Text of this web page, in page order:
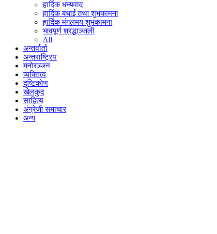
हार्दिक धन्यवाद
हार्दिक बधाई तथा शुभकामना
हार्दिक मंगलमय शुभकामना
भावपूर्ण श्रद्धाञ्जली
All
अन्तर्वार्ता
अन्तराष्ट्रिय
मनोरञ्जन
व्यक्तित्व
दृष्टिकोण
खेलकुद
साहित्य
अंग्रेजी समाचार
अन्य